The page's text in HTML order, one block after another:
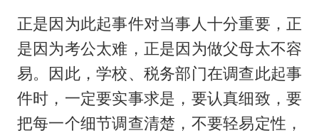
正是因为此起事件对当事人十分重要，正
是因为考公太难，正是因为做父母太不容
易。因此，学校、税务部门在调查此起事
件时，一定要实事求是，要认真细致，要
把每一个细节调查清楚，不要轻易定性，